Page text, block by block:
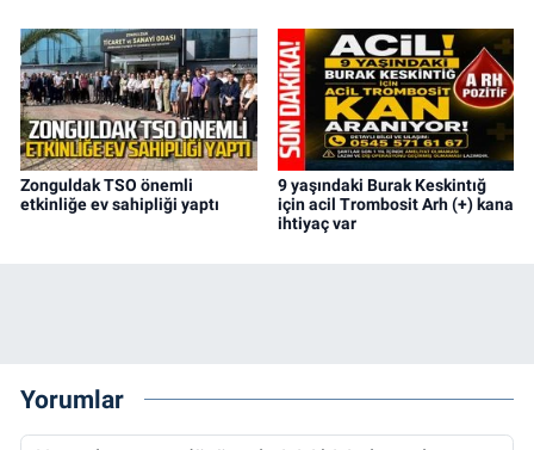
Zonguldak TSO önemli
etkinliğe ev sahipliği yaptı
9 yaşındaki Burak Keskintığ
için acil Trombosit Arh (+) kana
ihtiyaç var
Yorumlar